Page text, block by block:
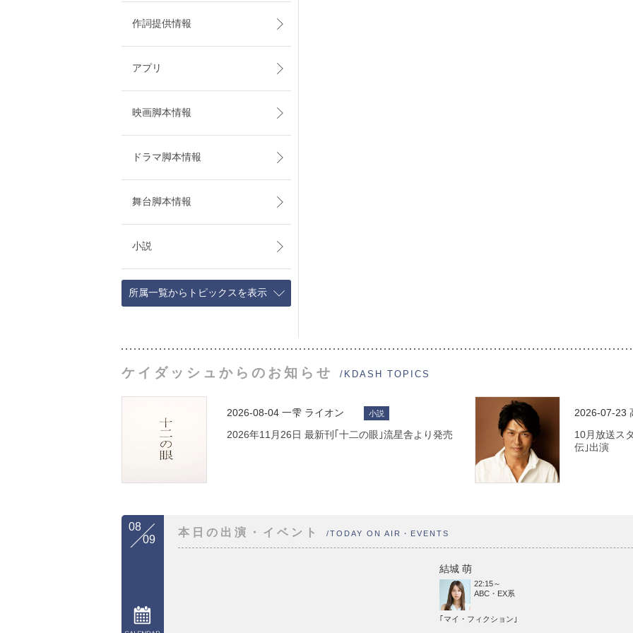
作詞提供情報
アプリ
映画脚本情報
ドラマ脚本情報
舞台脚本情報
小説
所属一覧からトピックスを表示
ケイダッシュからのお知らせ /KDASH TOPICS
2026-08-04 一雫 ライオン 小説
2026年11月26日 最新刊｢十二の眼｣流星舎より発売
2026-07-23
10月放送ス
伝｣出演
08
09
本日の出演・イベント /TODAY ON AIR・EVENTS
結城 萌
22:15～
ABC・EX系
｢マイ・フィクション｣